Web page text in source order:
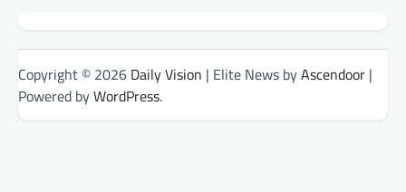
Copyright © 2026 Daily Vision | Elite News byAscendoor |
Powered byWordPress.